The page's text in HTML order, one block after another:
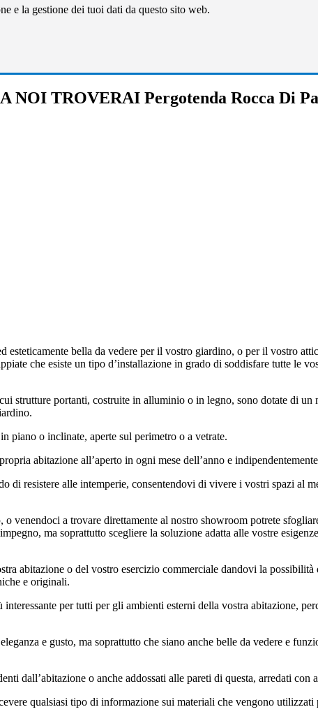
e la gestione dei tuoi dati da questo sito web.
NOI TROVERAI Pergotenda Rocca Di
esteticamente bella da vedere per il vostro giardino, o per il vostro
che esiste un tipo d’installazione in grado di soddisfare tutte le
strutture portanti, costruite in alluminio o in legno, sono dotate di
piano o inclinate, aperte sul perimetro o a vetrate.
abitazione all’aperto in ogni mese dell’anno e
di resistere alle intemperie, consentendovi di vivere i vostri spazi al
venendoci a trovare direttamente al nostro showroom potrete
ma soprattutto scegliere la soluzione adatta alle vostre
abitazione o del vostro esercizio commerciale dandovi la
e originali.
interessante per tutti per gli ambienti esterni della vostra abitazione,
e gusto, ma soprattutto che siano anche belle da vedere e
dall’abitazione o anche addossati alle pareti di questa, arredati con
qualsiasi tipo di informazione sui materiali che vengono